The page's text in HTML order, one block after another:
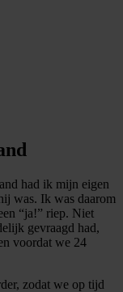
had ik mijn eigen
was. Ik was daarom
“ja!” riep. Niet
gevraagd had,
voordat we 24
zodat we op tijd